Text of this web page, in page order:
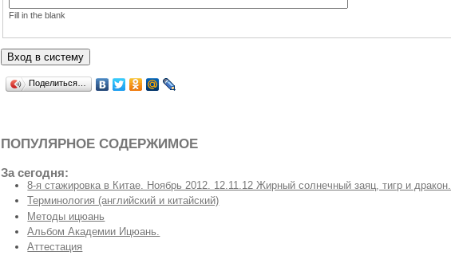
Fill in the blank
Поделиться…
ПОПУЛЯРНОЕ СОДЕРЖИМОЕ
За сегодня:
8-я стажировка в Китае. Ноябрь 2012. 12.11.12 Жирный солнечный заяц, тигр и дракон.
Терминология (английский и китайский)
Методы ицюань
Альбом Академии Ицюань.
Аттестация